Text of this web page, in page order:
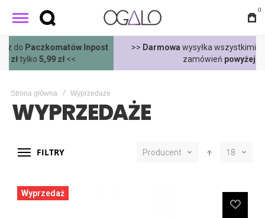
0
>>Darmowawysyłka wszystkimi metodami dostawy dla
<<
Strona główna Wyprzedaże
WYPRZEDAŻE
FILTRY Producent 18
Wyprzedaż